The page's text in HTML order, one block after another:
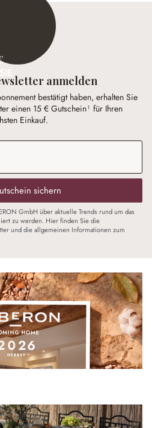
anmelden
bestätigt haben, erhalten Sie
einen 15 € Gutschein¹ für Ihren
Einkauf.
sichern
GmbH über aktuelle Trends rund um das
zu werden. Hier finden Sie die
und die allgemeinen Informationen zum